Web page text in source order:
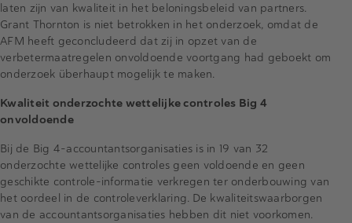
laten zijn van kwaliteit in het beloningsbeleid van partners.
Grant Thornton is niet betrokken in het onderzoek, omdat de
AFM heeft geconcludeerd dat zij in opzet van de
verbetermaatregelen onvoldoende voortgang had geboekt om
onderzoek überhaupt mogelijk te maken.
Kwaliteit onderzochte wettelijke controles Big 4
onvoldoende
Bij de Big 4-accountantsorganisaties is in 19 van 32
onderzochte wettelijke controles geen voldoende en geen
geschikte controle-informatie verkregen ter onderbouwing van
het oordeel in de controleverklaring. De kwaliteitswaarborgen
van de accountantsorganisaties hebben dit niet voorkomen.